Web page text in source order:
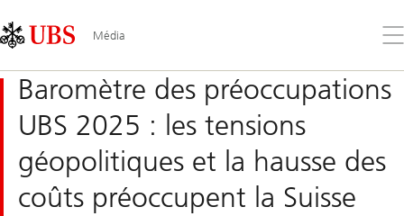
Links
Area
Média
le
Baromètre des préoccupations
UBS 2025 : les tensions
géopolitiques et la hausse des
coûts préoccupent la Suisse